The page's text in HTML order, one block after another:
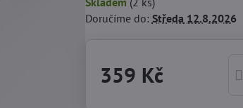
Doručíme do: Středa 12.8.2026
359 Kč